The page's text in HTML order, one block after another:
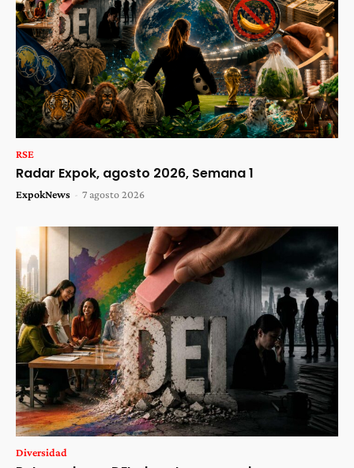
RSE
Radar Expok, agosto 2026, Semana 1
ExpokNews - 7 agosto 2026
Diversidad